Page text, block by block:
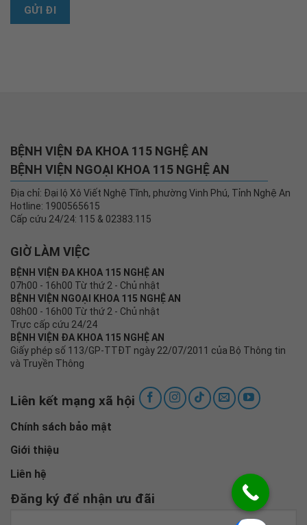
BỆNH VIỆN ĐA KHOA 115 NGHỆ AN
BỆNH VIỆN NGOẠI KHOA 115 NGHỆ AN
Địa chỉ: Đại lộ Xô Viết Nghệ Tĩnh, phường Vinh Phú, Tỉnh Nghệ An
Hotline: 1900565615
Cấp cứu 24/24: 115 & 02383.115
GIỜ LÀM VIỆC
BỆNH VIỆN ĐA KHOA 115 NGHỆ AN
07h00 - 16h00 Từ thứ 2 - Chủ nhật
BỆNH VIỆN NGOẠI KHOA 115 NGHỆ AN
08h00 - 16h00 Từ thứ 2 - Chủ nhật
Trực cấp cứu 24/24
BỆNH VIỆN ĐA KHOA 115 NGHỆ AN
Giấy phép số 113/GP-TTĐT ngày 22/07/2011 của Bộ Thông tin
và Truyền Thông
Liên kết mạng xã hội
Chính sách bảo mật
Giới thiệu
Liên hệ
Đăng ký để nhận ưu đãi